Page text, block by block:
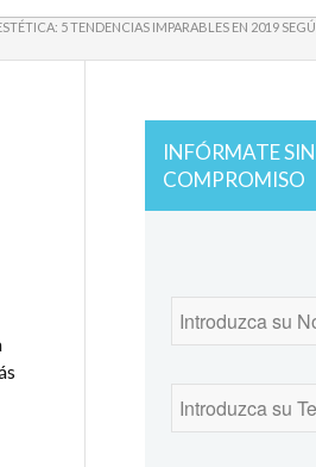
5 TENDENCIAS IMPARABLES EN 2019
INFÓRMATE SIN
COMPROMISO